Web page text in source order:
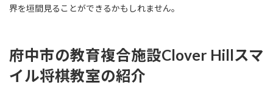
界を垣間見ることができるかもしれません。
府中市の教育複合施設Clover Hillスマ
イル将棋教室の紹介